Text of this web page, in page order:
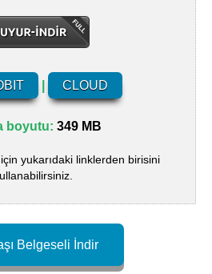
CLOUD
boyutu: 349 MB
yukarıdaki linklerden birisini
Belgeseli İndir